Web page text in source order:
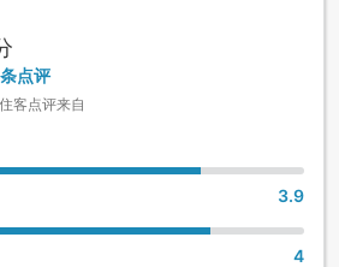
点评
客点评来自
3.9
4